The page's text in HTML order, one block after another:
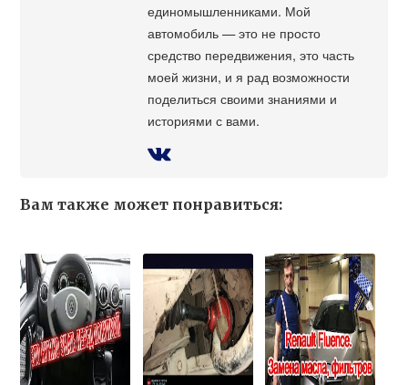
единомышленниками. Мой
автомобиль — это не просто
средство передвижения, это часть
моей жизни, и я рад возможности
поделиться своими знаниями и
историями с вами.
Вам также может понравиться: